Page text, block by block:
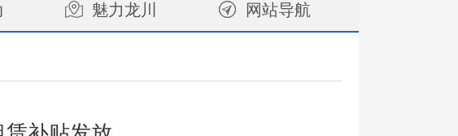
魅力龙川 网站导航